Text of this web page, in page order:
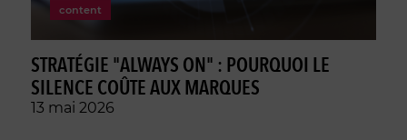
content
STRATÉGIE "ALWAYS ON" : POURQUOI LE
SILENCE COÛTE AUX MARQUES
13 mai 2026